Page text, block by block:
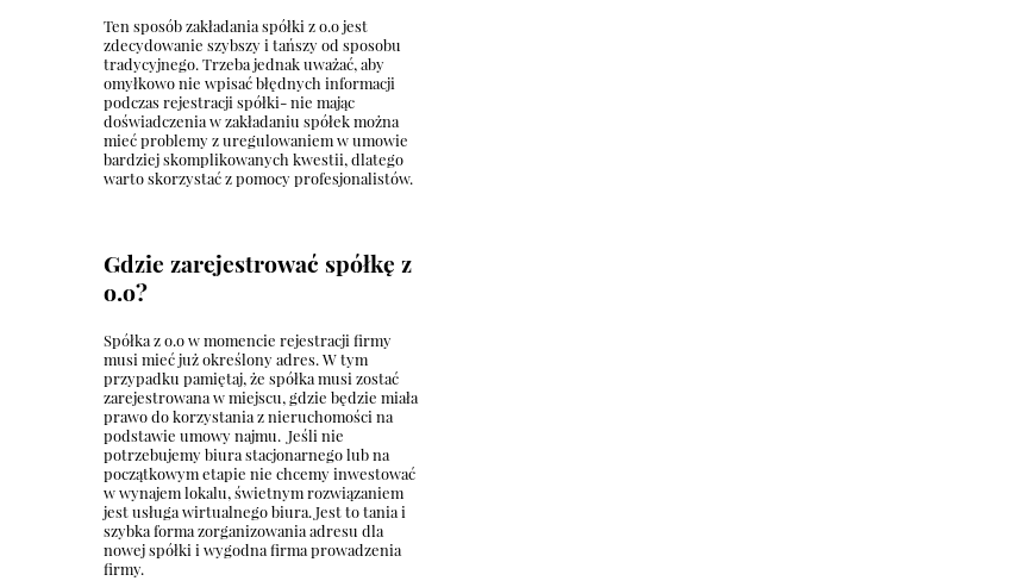
Ten sposób zakładania spółki z o.o jest
zdecydowanie szybszy i tańszy od sposobu
tradycyjnego. Trzeba jednak uważać, aby
omyłkowo nie wpisać błędnych informacji
podczas rejestracji spółki- nie mając
doświadczenia w zakładaniu spółek można
mieć problemy z uregulowaniem w umowie
bardziej skomplikowanych kwestii, dlatego
warto skorzystać z pomocy profesjonalistów.
Gdzie zarejestrować spółkę z
o.o?
Spółka z o.o w momencie rejestracji firmy
musi mieć już określony adres. W tym
przypadku pamiętaj, że spółka musi zostać
zarejestrowana w miejscu, gdzie będzie miała
prawo do korzystania z nieruchomości na
podstawie umowy najmu. Jeśli nie
potrzebujemy biura stacjonarnego lub na
początkowym etapie nie chcemy inwestować
w wynajem lokalu, świetnym rozwiązaniem
jest usługawirtualnego biura. Jest to tania i
szybka forma zorganizowania adresu dla
nowej spółki i wygodna firma prowadzenia
firmy.